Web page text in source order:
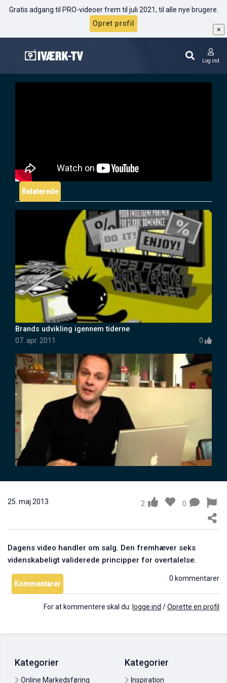
Gratis adgang til PRO-videoer frem til juli 2021, til alle nye brugere.
Opret profil
×
Log ind
Salg: Seks videnskabelige principper for
overtalelse
Relaterede
Brands udvikling igennem tiderne
07. apr. 2011 0
24. maj 2011 0
25. maj 2013 2 0
Dagens video handler om salg. Den fremhæver seks
videnskabeligt validerede principper for overtalelse.
0 kommentarer
Kommentarer
For at kommentere skal du: logge ind /Oprette en profil
Kategorier
Online Markedsføring
Kategorier
Inspiration